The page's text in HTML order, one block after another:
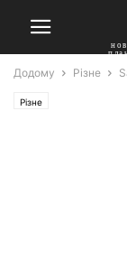
Додому Різне
Різне